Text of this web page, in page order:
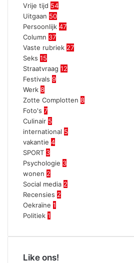
Vrije tijd 54
Uitgaan 50
Persoonlijk 47
Column 37
Vaste rubriek 27
Seks 15
Straatvraag 12
Festivals 9
Werk 8
Zotte Complotten 8
Foto's 7
Culinair 5
international 5
vakantie 4
SPORT 3
Psychologie 3
wonen 2
Social media 2
Recensies 2
Oekraïne 1
Politiek 1
Like ons!